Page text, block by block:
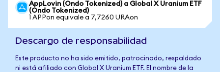
AppLovin (Ondo Tokenized) a Global X Uranium ETF
(Ondo Tokenized)
1 APPon equivale a 7,7260 URAon
Descargo de responsabilidad
Este producto no ha sido emitido, patrocinado, respaldado
ni está afiliado con Global X Uranium ETF. El nombre de la